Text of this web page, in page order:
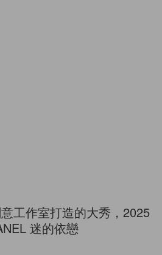
工作室打造的大秀，2025
迷的依戀